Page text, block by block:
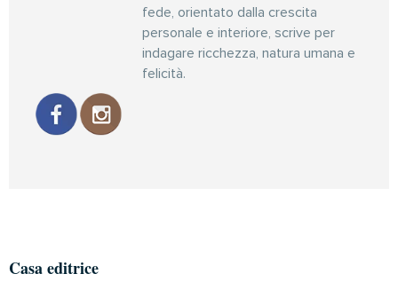
fede, orientato dalla crescita
personale e interiore, scrive per
indagare ricchezza, natura umana e
felicità.
Casa editrice